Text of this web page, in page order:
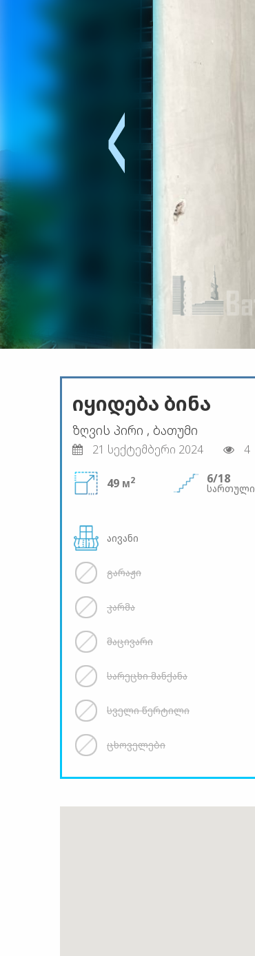
იყიდება ბინა
ზღვის პირი , ბათუმი
21 სექტემბერი 2024 4
49 м2 6/18
სართული
აივანი
გარაჟი
კარმა
მაცივარი
სარეცხი მანქანა
სველი წერტილი
ცხოველები